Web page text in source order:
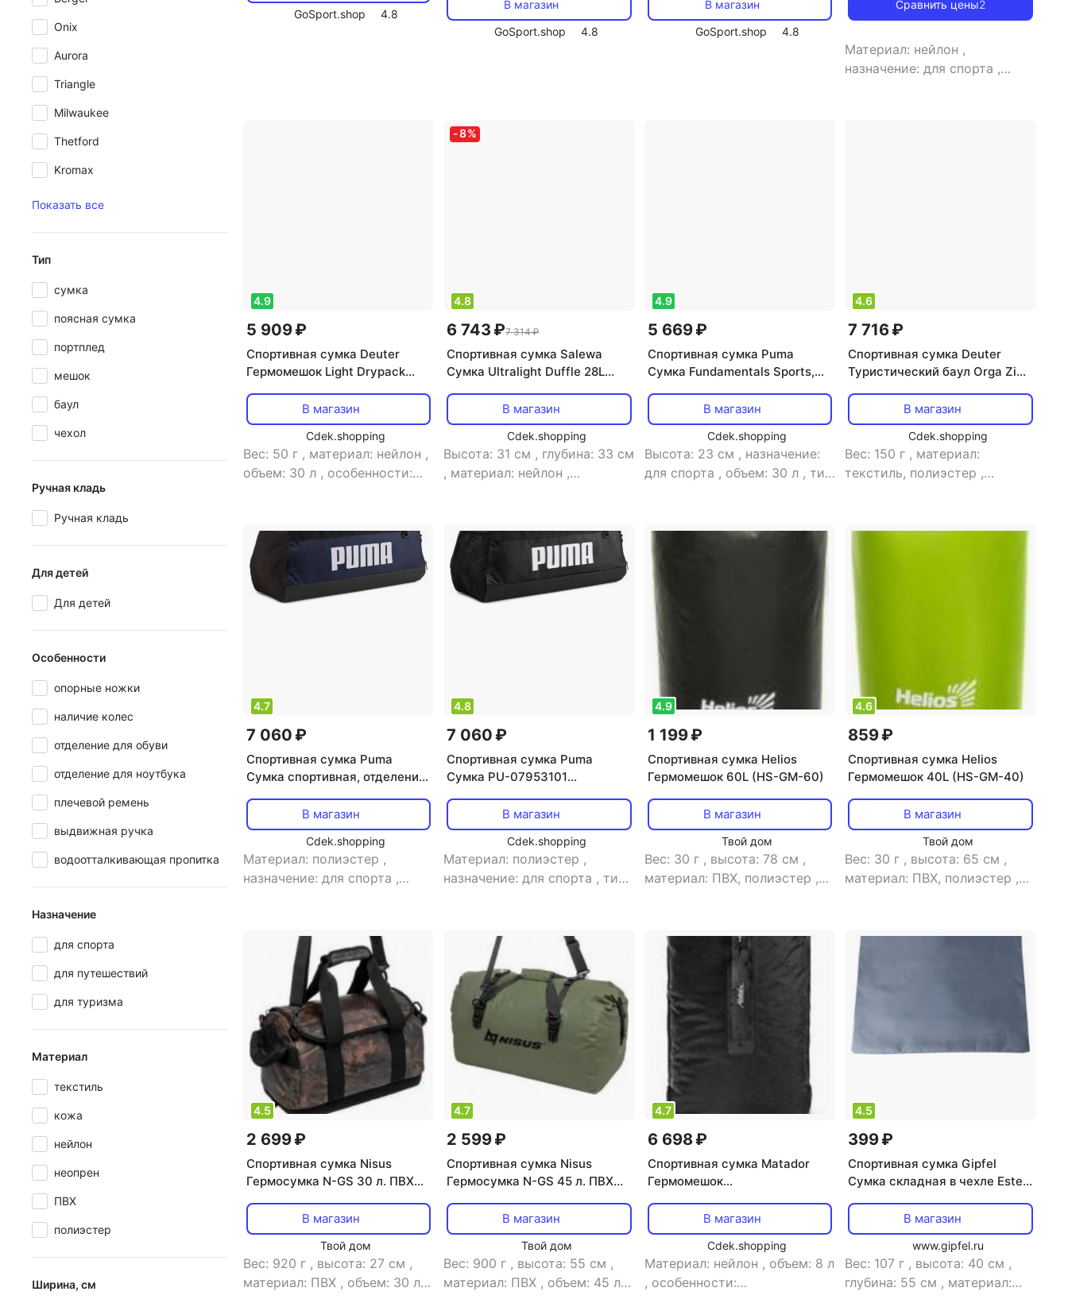
Onix
Aurora
Triangle
Milwaukee
Thetford
Kromax
Показать все
Тип
сумка
поясная сумка
портплед
мешок
баул
чехол
Ручная кладь
Ручная кладь
Для детей
Для детей
Особенности
опорные ножки
наличие колес
отделение для обуви
отделение для ноутбука
плечевой ремень
выдвижная ручка
водоотталкивающая пропитка
Назначение
для спорта
для путешествий
для туризма
Материал
текстиль
кожа
нейлон
неопрен
ПВХ
полиэстер
Ширина, см
GoSport.shop
4.8
В магазин
GoSport.shop
4.8
В магазин
GoSport.shop
4.8
Сравнить цены2
Материал: нейлон ,
назначение: для спорта ,
4.9
5 909 ₽
Спортивная сумка Deuter
Гермомешок Light Drypack
В магазин
Cdek.shopping
Вес: 50 г , материал: нейлон ,
объем: 30 л , особенности:
-8%
4.8
6 743 ₽7 314 ₽
Спортивная сумка Salewa
Сумка Ultralight Duffle 28L
В магазин
Cdek.shopping
Высота: 31 см , глубина: 33 см
, материал: нейлон ,
ширина: 50 см
4.9
5 669 ₽
Спортивная сумка Puma
Сумка Fundamentals Sports,
В магазин
Cdek.shopping
Высота: 23 см , назначение:
для спорта , объем: 30 л , тип:
4.6
7 716 ₽
Спортивная сумка Deuter
Туристический баул Orga Zip
В магазин
Cdek.shopping
Вес: 150 г , материал:
текстиль, полиэстер ,
ширина: 36 см
4.7
7 060 ₽
Спортивная сумка Puma
Сумка спортивная, отделение
В магазин
Cdek.shopping
Материал: полиэстер ,
назначение: для спорта ,
плечевой ремень
тип: сумка
ширина: 62 см
4.8
7 060 ₽
Спортивная сумка Puma
Сумка PU-07953101
ремень, черный
В магазин
Cdek.shopping
Материал: полиэстер ,
назначение: для спорта ,тип:
4.9
1 199 ₽
Спортивная сумка Helios
Гермомешок 60L (HS-GM-60)
В магазин
Твой дом
Вес: 30 г , высота: 78 см ,
материал: ПВХ, полиэстер ,
водоотталкивающая
пропитка
тип: мешок,
ширина: 33 см
4.6
859 ₽
Спортивная сумка Helios
Гермомешок 40L (HS-GM-40)
В магазин
Твой дом
Вес: 30 г , высота: 65 см ,
материал: ПВХ, полиэстер ,
водоотталкивающая
пропитка
ширина: 33 см
4.5
2 699 ₽
Спортивная сумка Nisus
Гермосумка N-GS 30 л. ПВХ
В магазин
Твой дом
Вес: 920 г , высота: 27 см ,
материал: ПВХ , объем: 30 л,
4.7
2 599 ₽
Спортивная сумка Nisus
Гермосумка N-GS 45 л. ПВХ
В магазин
Твой дом
Вес: 900 г , высота: 55 см ,
материал: ПВХ , объем: 45 л,
4.7
6 698 ₽
Спортивная сумка Matador
Гермомешок
Drybag 8L Черный
(MATFPDB8001BK)
В магазин
Cdek.shopping
Материал: нейлон , объем: 8 л
, особенности:
4.5
399 ₽
Спортивная сумка Gipfel
Сумка складная в чехле Ester
В магазин
www.gipfel.ru
Вес: 107 г , высота: 40 см ,
глубина: 55 см , материал: